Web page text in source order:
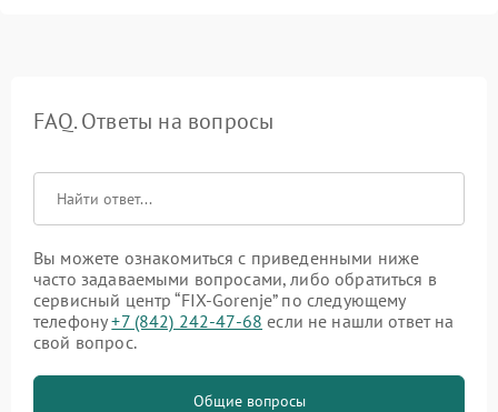
FAQ. Ответы на вопросы
Вы можете ознакомиться с приведенными ниже
часто задаваемыми вопросами, либо обратиться в
сервисный центр “FIX-Gorenje” по следующему
телефону+7 (842) 242-47-68 если не нашли ответ на
свой вопрос.
Общие вопросы